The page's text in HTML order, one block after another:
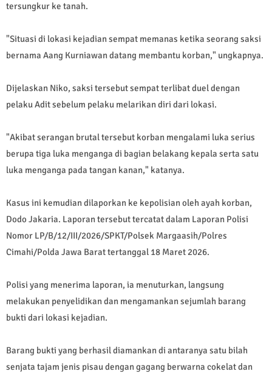
tersungkur ke tanah.
"Situasi di lokasi kejadian sempat memanas ketika seorang saksi
bernama Aang Kurniawan datang membantu korban," ungkapnya.
Dijelaskan Niko, saksi tersebut sempat terlibat duel dengan
pelaku Adit sebelum pelaku melarikan diri dari lokasi.
"Akibat serangan brutal tersebut korban mengalami luka serius
berupa tiga luka menganga di bagian belakang kepala serta satu
luka menganga pada tangan kanan," katanya.
Kasus ini kemudian dilaporkan ke kepolisian oleh ayah korban,
Dodo Jakaria. Laporan tersebut tercatat dalam Laporan Polisi
Nomor LP/B/12/III/2026/SPKT/Polsek Margaasih/Polres
Cimahi/Polda Jawa Barat tertanggal 18 Maret 2026.
Polisi yang menerima laporan, ia menuturkan, langsung
melakukan penyelidikan dan mengamankan sejumlah barang
bukti dari lokasi kejadian.
Barang bukti yang berhasil diamankan di antaranya satu bilah
senjata tajam jenis pisau dengan gagang berwarna cokelat dan